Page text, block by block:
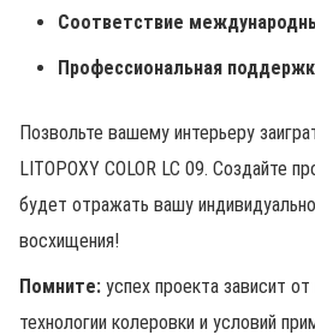
Соответствие
Профессиональная
Позвольте вашему интерьеру
LITOPOXY COLOR LC 09. Создайте
будет отражать вашу
восхищения!
Помните: успех проекта зависит
технологии колеровки и условий